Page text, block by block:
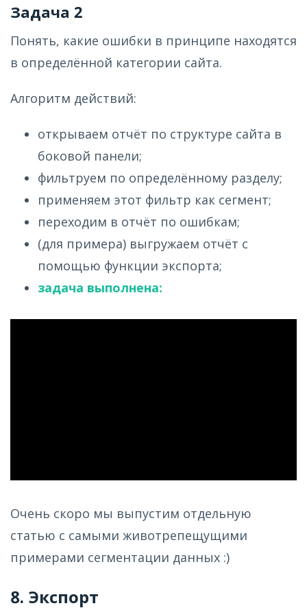
Задача 2
Понять, какие ошибки в принципе находятся
в определённой категории сайта.
Алгоритм действий:
открываем отчёт по структуре сайта в
боковой панели;
фильтруем по определённому разделу;
применяем этот фильтр как сегмент;
переходим в отчёт по ошибкам;
(для примера) выгружаем отчёт с
помощью функции экспорта;
задача выполнена:
Очень скоро мы выпустим отдельную
статью с самыми животрепещущими
примерами сегментации данных :)
8. Экспорт